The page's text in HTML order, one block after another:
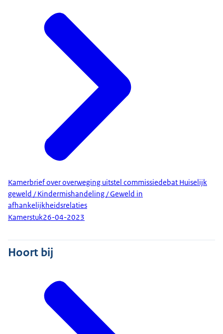
Kamerbrief over overweging uitstel commissiedebat Huiselijk
geweld / Kindermishandeling / Geweld in
afhankelijkheidsrelaties
Kamerstuk26-04-2023
Hoort bij